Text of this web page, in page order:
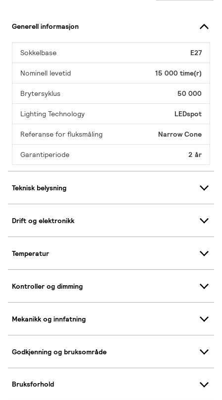
Generell informasjon
Sokkelbase E27
Nominell levetid 15 000 time(r)
Brytersyklus 50 000
Lighting Technology LEDspot
Referanse for fluksmåling Narrow Cone
Garantiperiode 2 år
Teknisk belysning
Drift og elektronikk
Temperatur
Kontroller og dimming
Mekanikk og innfatning
Godkjenning og bruksområde
Bruksforhold